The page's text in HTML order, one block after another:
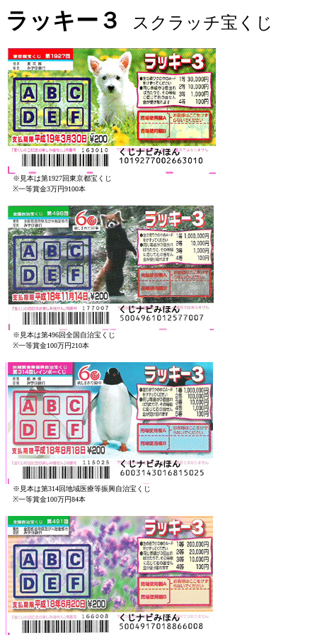
ラッキー３ スクラッチ宝くじ
※見本は第1927回東京都宝くじ
※一等賞金3万円9100本
※見本は第496回全国自治宝くじ
※一等賞金100万円210本
※見本は第314回地域医療等振興自治宝くじ
※一等賞金100万円84本